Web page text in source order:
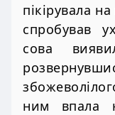
пікірувала
спробував
сова
ним впала